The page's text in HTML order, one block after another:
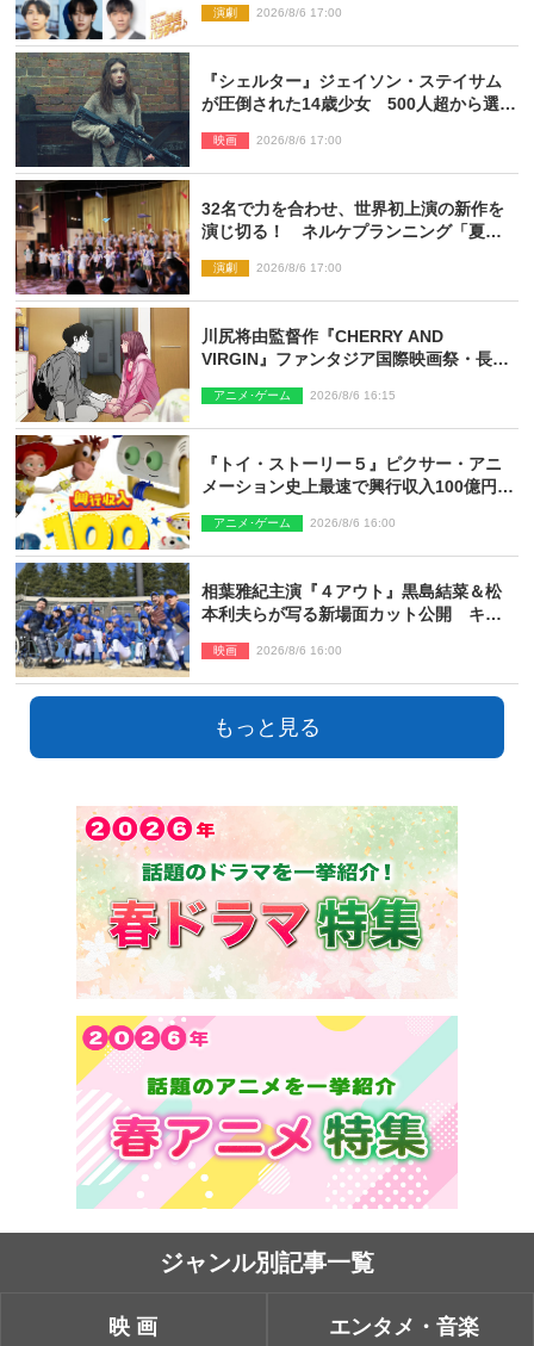
演劇 2026/8/6 17:00
『シェルター』ジェイソン・ステイサム
が圧倒された14歳少女 500人超から選出
とは
映画 2026/8/6 17:00
32名で力を合わせ、世界初上演の新作を
演じ切る！ ネルケプランニング「夏休
ト【最終日】
演劇 2026/8/6 17:00
川尻将由監督作『CHERRY AND
VIRGIN』ファンタジア国際映画祭・長編
アニメ･ゲーム 2026/8/6 16:15
『トイ・ストーリー５』ピクサー・アニ
メーション史上最速で興行収入100億円突
アニメ･ゲーム 2026/8/6 16:00
相葉雅紀主演『４アウト』黒島結菜＆松
本利夫らが写る新場面カット公開 キャ
映画 2026/8/6 16:00
もっと見る
ジャンル別記事一覧
映画 エンタメ・音楽